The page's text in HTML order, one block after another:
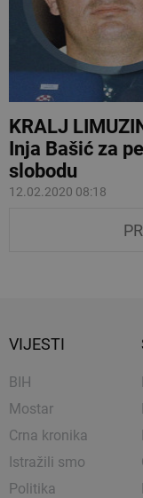
KRALJ
Inja Bašić za
slobodu
12.02.2020 08:18
VIJESTI
BIH
Mostar
Crna kronika
Istražili smo
Politika